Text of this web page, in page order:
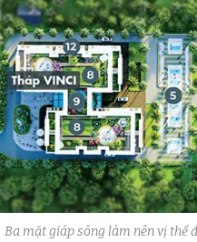
Ba mặt giáp sông làm nên vị thế